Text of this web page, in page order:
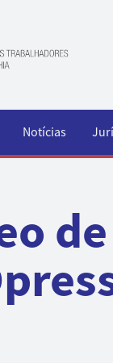
Notícias